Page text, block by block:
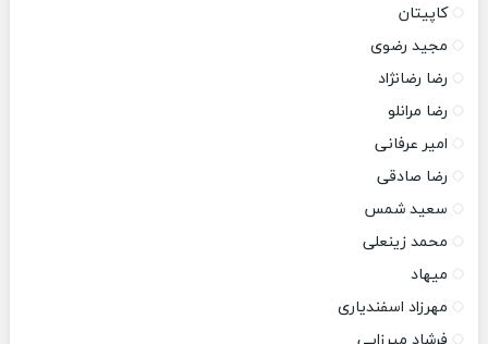
کاپیتان
مجید رضوی
رضا رضانژاد
رضا مرانلو
امیر عرفانی
رضا صادقی
سعید شمس
محمد زینعلی
میهاد
مهرزاد اسفندیاری